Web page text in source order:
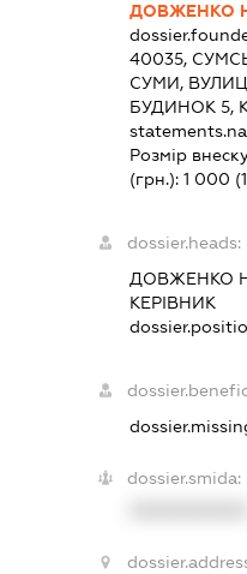
ДОВЖЕНКО
40035,
СУМИ,
БУДИНОК 5,
Розмір
(грн.):1 000
dossier.heads:
ДОВЖЕНКО
КЕРІВНИК
dossier.smida: